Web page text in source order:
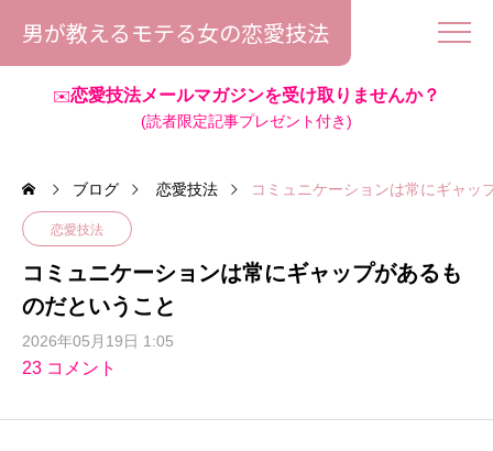
男が教えるモテる女の恋愛技法
✉️恋愛技法メールマガジンを受け取りませんか？
(読者限定記事プレゼント付き)
ブログ 恋愛技法 コミュニケーションは常にギャッ
恋愛技法
コミュニケーションは常にギャップがあるも
のだということ
2026年05月19日 1:05
23 コメント